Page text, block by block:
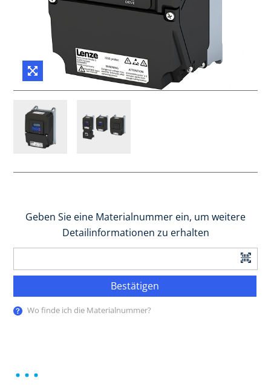
Geben Sie eine Materialnummer ein, um weitere
Detailinformationen zu erhalten
Bestätigen
Wo finde ich die Materialnummer?